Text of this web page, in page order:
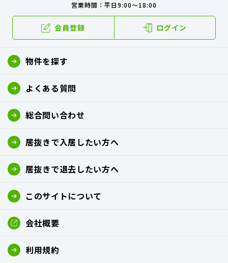
営業時間：平日9:00～18:00
会員登録 ログイン
物件を探す
よくある質問
総合問い合わせ
居抜きで入居したい方へ
居抜きで退去したい方へ
このサイトについて
会社概要
利用規約